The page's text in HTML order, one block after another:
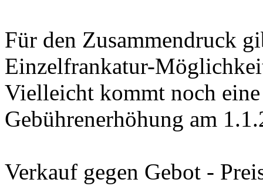
Für den Zusammendruck
Einzelfrankatur-
Vielleicht kommt noch
Gebührenerhöhung am
Verkauf gegen Gebot -